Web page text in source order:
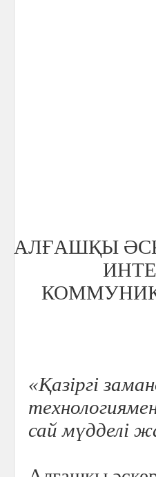
АЛҒАШҚЫ
«Қазіргі
сай мүдделі